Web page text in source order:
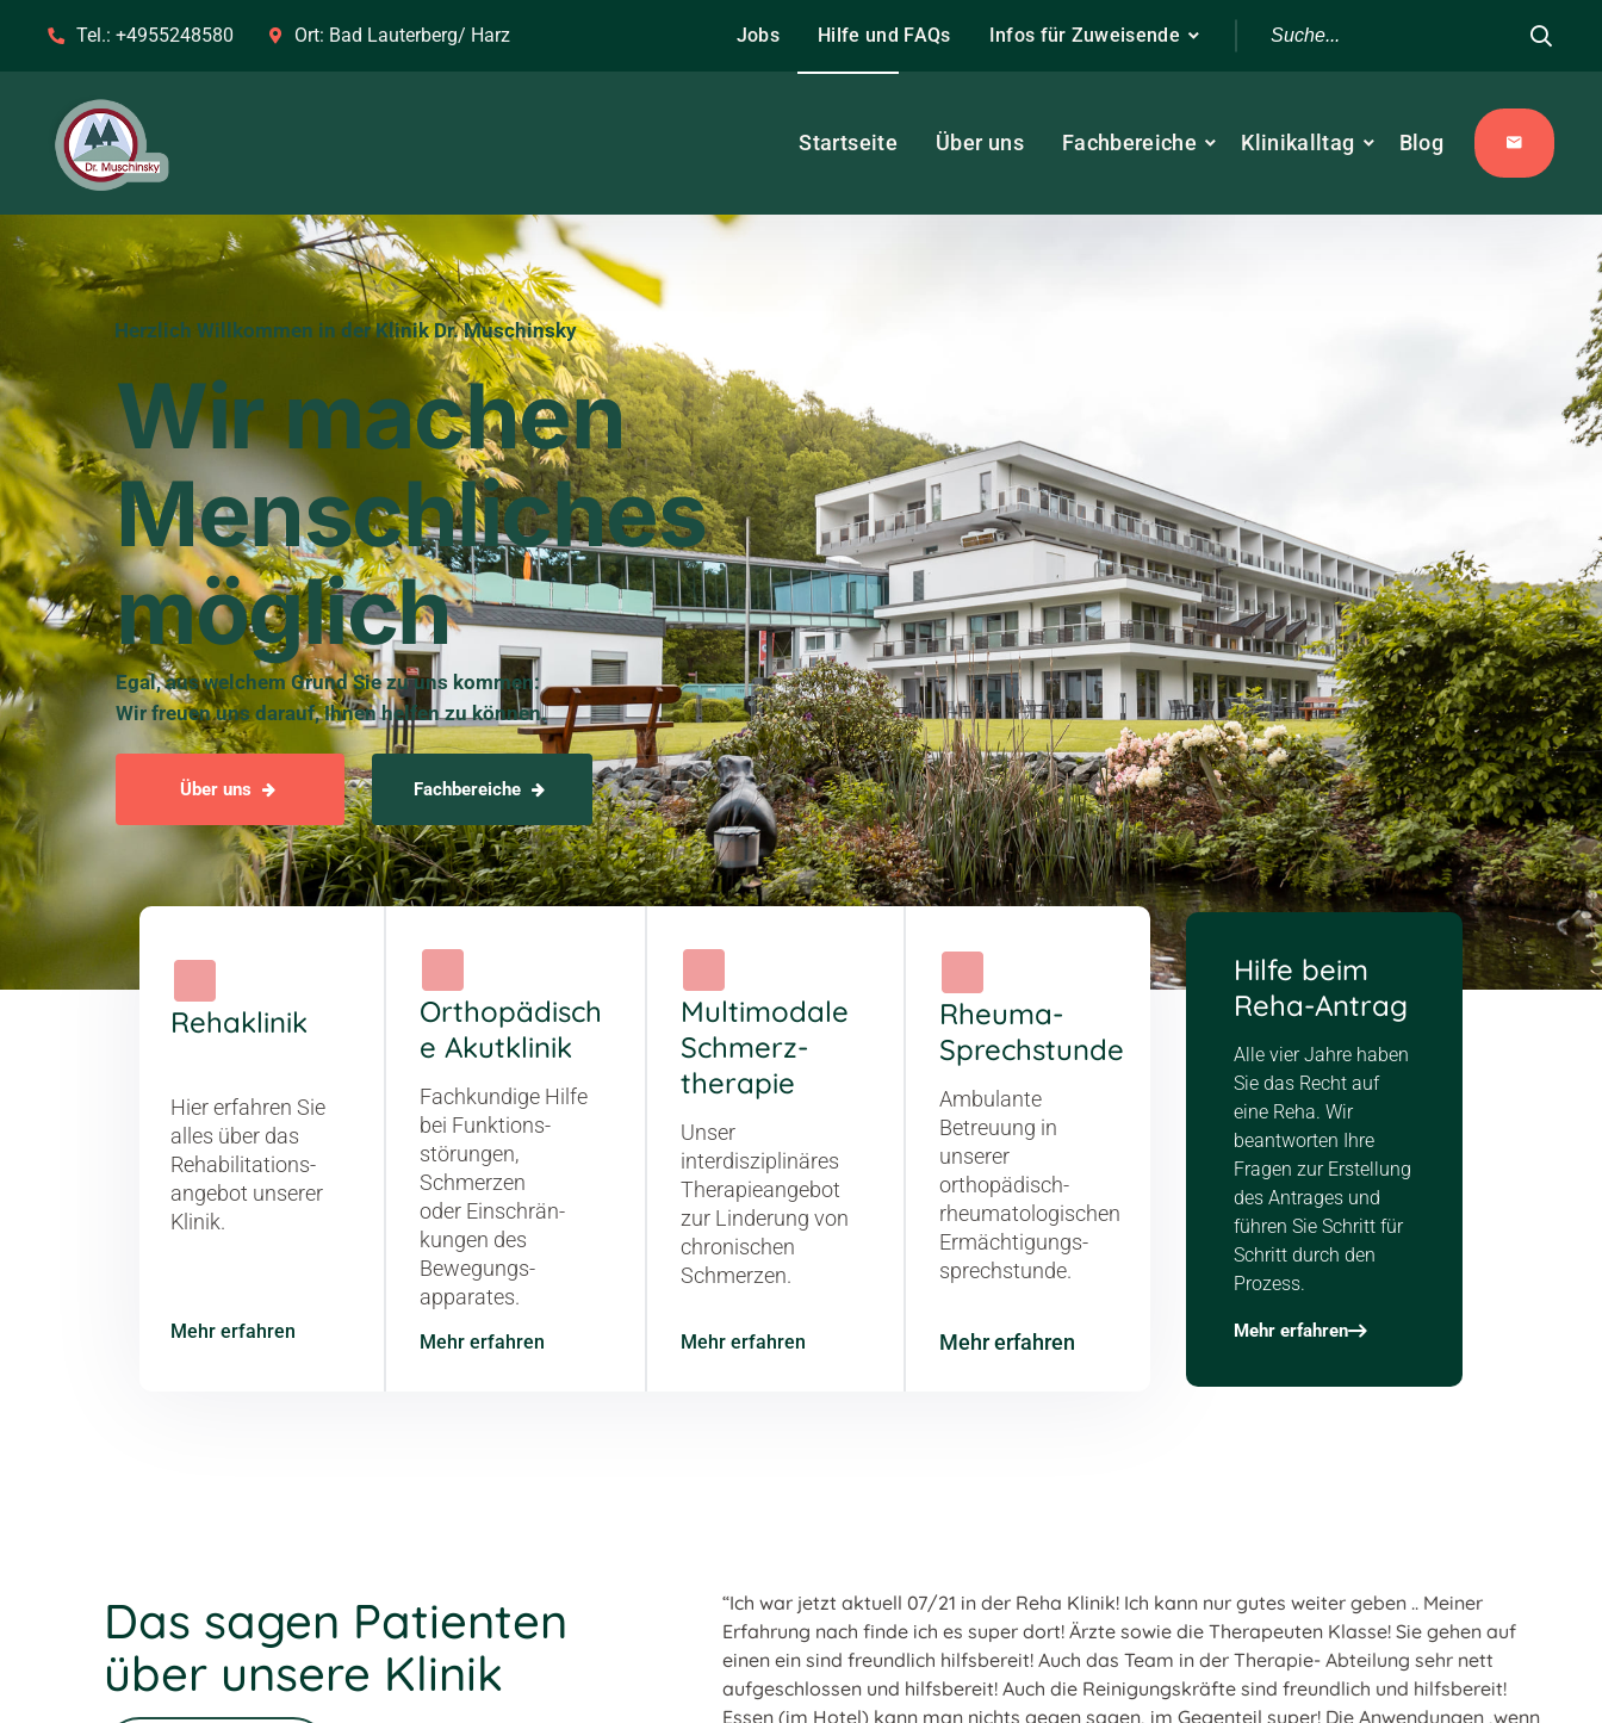
Tel.: +4955248580 Ort: Bad Lauterberg/ Harz Jobs Hilfe und FAQs Infos für Zuweisende
Startseite Über uns Fachbereiche Klinikalltag Blog
Wir machen
Menschliches
möglich
Egal, aus welchem Grund Sie zu uns kommen:
Wir freuen uns darauf, Ihnen helfen zu können.
Über uns Fachbereiche
Herzlich Willkommen in der Klinik Dr. Muschinsky
Rehaklinik
Hier erfahren Sie
alles über das
Rehabilitations­
angebot unserer
Klinik.
Mehr erfahren
Orthopädisch
e Akutklinik
Fachkundige Hilfe
bei Funktions­
störungen,
Schmerzen
oder Einschrän­
kungen des
Bewegungs­
apparates.
Mehr erfahren
Multimodale
Schmerz­
therapie
Unser
interdisziplinäres
Therapieangebot
zur Linderung von
chronischen
Schmerzen.
Mehr erfahren
Rheuma-
Sprechstunde
Ambulante
Betreuung in
unserer
orthopädisch-
rheumatologischen
Ermächtigungs­
sprechstunde.
Mehr erfahren
Hilfe beim
Reha-Antrag
Alle vier Jahre haben
Sie das Recht auf
eine Reha. Wir
beantworten Ihre
Fragen zur Erstellung
des Antrages und
führen Sie Schritt für
Schritt durch den
Prozess.
Mehr erfahren
Das sagen Patienten
über unsere Klinik
“Ich war jetzt aktuell 07/21 in der Reha Klinik! Ich kann nur gutes weiter geben .. Meiner
Erfahrung nach finde ich es super dort! Ärzte sowie die Therapeuten Klasse! Sie gehen auf
einen ein sind freundlich hilfsbereit! Auch das Team in der Therapie- Abteilung sehr nett
aufgeschlossen und hilfsbereit! Auch die Reinigungskräfte sind freundlich und hilfsbereit!
Essen (im Hotel) kann man nichts gegen sagen, im Gegenteil super! Die Anwendungen ,wenn